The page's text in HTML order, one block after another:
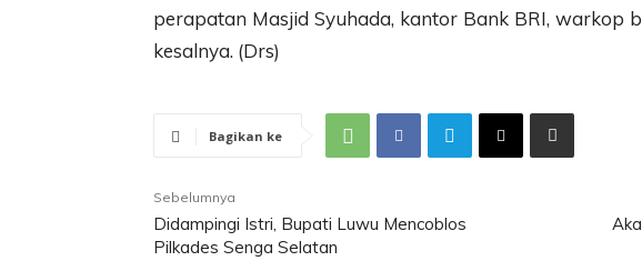
perapatan Masjid Syuhada, kantor Bank BRI, warkop
kesalnya. (Drs)
Bagikan ke
Sebelumnya
Didampingi Istri, Bupati Luwu Mencoblos
Pilkades Senga Selatan